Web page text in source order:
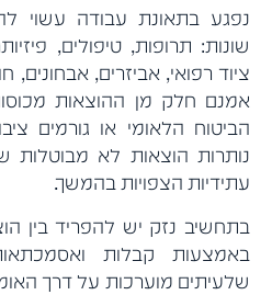
נפגע בתאונת עבודה עשוי
שונות: תרופות, טיפולים,
ציוד רפואי, אביזרים, אבחונים,
אמנם חלק מן ההוצאות
הביטוח הלאומי או גורמים
נותרות הוצאות לא מבוטלות
עתידיות הצפויות בהמשך.
בתחשיב נזק יש להפריד בין
באמצעות קבלות
שלעיתים מוערכות על דרך